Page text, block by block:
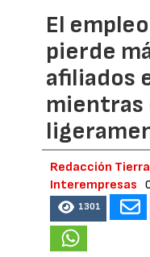
El
pierde
afiliados
mientras
Redacción
Interempresas
1301